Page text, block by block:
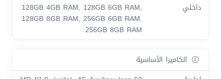
داخلي
128GB 4GB RAM, 128GB 6GB RAM,
128GB 8GB RAM, 256GB 6GB RAM,
256GB 8GB RAM
الكاميرا الأساسية